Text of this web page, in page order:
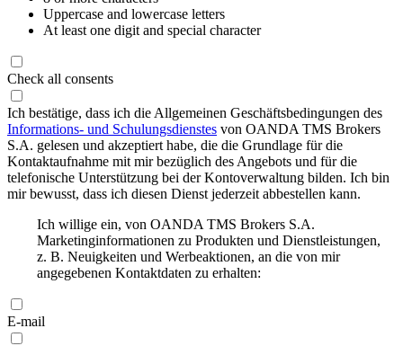
Uppercase and lowercase letters
At least one digit and special character
Check all consents
Ich bestätige, dass ich die Allgemeinen Geschäftsbedingungen des
Informations- und Schulungsdienstes von OANDA TMS Brokers
S.A. gelesen und akzeptiert habe, die die Grundlage für die
Kontaktaufnahme mit mir bezüglich des Angebots und für die
telefonische Unterstützung bei der Kontoverwaltung bilden. Ich bin
mir bewusst, dass ich diesen Dienst jederzeit abbestellen kann.
Ich willige ein, von OANDA TMS Brokers S.A.
Marketinginformationen zu Produkten und Dienstleistungen,
z. B. Neuigkeiten und Werbeaktionen, an die von mir
angegebenen Kontaktdaten zu erhalten:
E-mail